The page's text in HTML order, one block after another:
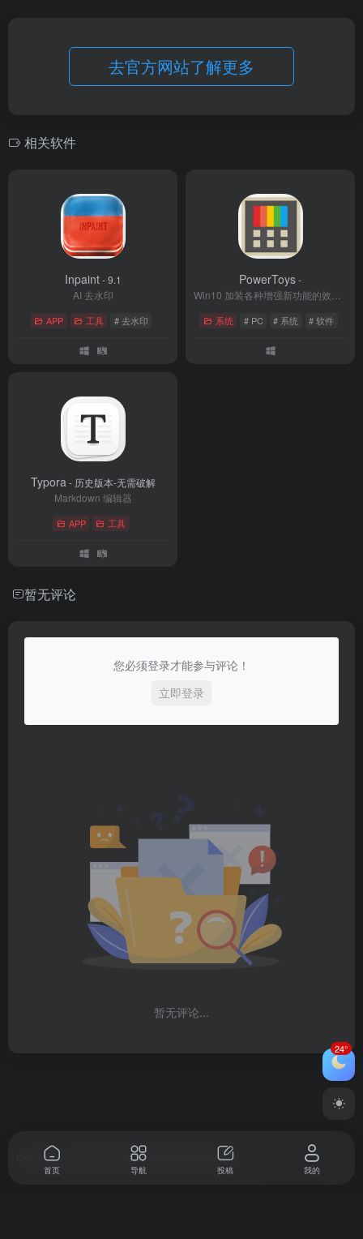
去官方网站了解更多
相关软件
Inpaint- 9.1
AI 去水印
APP 工具 # 去水印
PowerToys-
系统 # PC # 系统 # 软件
Typora - 历史版本-无需破解
Markdown 编辑器
APP 工具
暂无评论
您必须登录才能参与评论！
立即登录
暂无评论...
Copyright © 2026 SHJ.WORK 鲁ICP备15024918号
24°
首页 导航 投稿 我的